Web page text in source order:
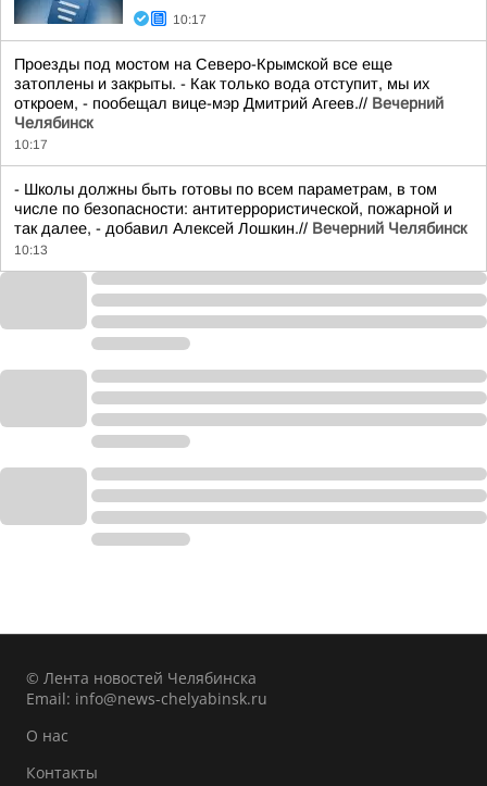
10:17
Проезды под мостом на Северо-Крымской все еще
затоплены и закрыты. - Как только вода отступит, мы их
откроем, - пообещал вице-мэр Дмитрий Агеев.// Вечерний
Челябинск
10:17
- Школы должны быть готовы по всем параметрам, в том
числе по безопасности: антитеррористической, пожарной и
так далее, - добавил Алексей Лошкин.// Вечерний Челябинск
10:13
© Лента новостей Челябинска
Email: info@news-chelyabinsk.ru
О нас
Контакты